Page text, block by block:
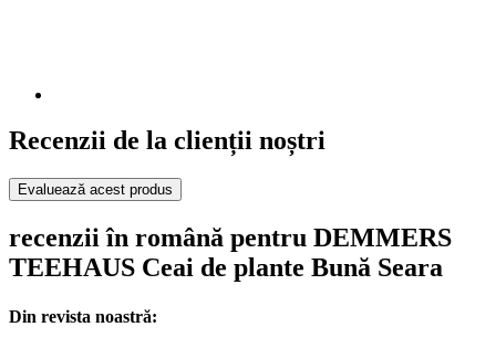
Recenzii de la clienții noștri
Evaluează acest produs
recenzii în română pentru DEMMERS
TEEHAUS Ceai de plante Bună Seara
Din revista noastră: